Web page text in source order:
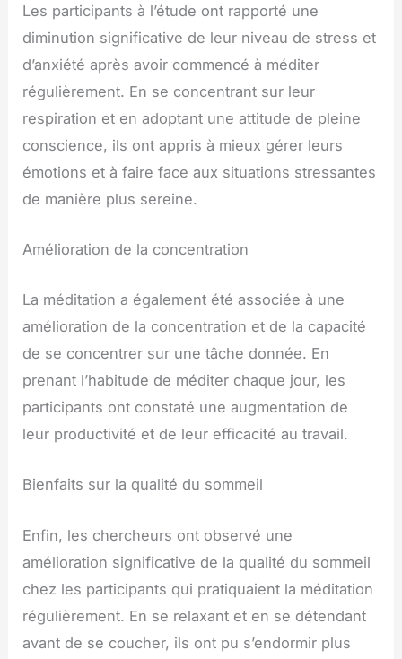
Les participants à l’étude ont rapporté une
diminution significative de leur niveau de stress et
d’anxiété après avoir commencé à méditer
régulièrement. En se concentrant sur leur
respiration et en adoptant une attitude de pleine
conscience, ils ont appris à mieux gérer leurs
émotions et à faire face aux situations stressantes
de manière plus sereine.
Amélioration de la concentration
La méditation a également été associée à une
amélioration de la concentration et de la capacité
de se concentrer sur une tâche donnée. En
prenant l’habitude de méditer chaque jour, les
participants ont constaté une augmentation de
leur productivité et de leur efficacité au travail.
Bienfaits sur la qualité du sommeil
Enfin, les chercheurs ont observé une
amélioration significative de la qualité du sommeil
chez les participants qui pratiquaient la méditation
régulièrement. En se relaxant et en se détendant
avant de se coucher, ils ont pu s’endormir plus